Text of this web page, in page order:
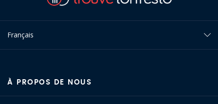
Français
À PROPOS DE NOUS